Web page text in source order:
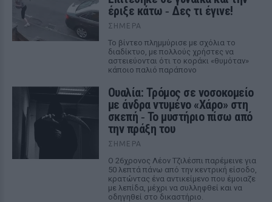
έριξε κάτω ‑ Δες τι έγινε!
ΣΉΜΕΡΑ
Το βίντεο πλημμύρισε με σχόλια το
διαδίκτυο, με πολλούς χρήστες να
αστειεύονται ότι το κοράκι «θυμόταν»
κάποιο παλιό παράπονο
Ουαλία: Τρόμος σε νοσοκομείο
με άνδρα ντυμένο «Χάρο» στη
σκεπή ‑ Το μυστήριο πίσω από
την πράξη του
ΣΉΜΕΡΑ
Ο 26χρονος Λέον Τζιλέσπι παρέμεινε για
50 λεπτά πάνω από την κεντρική είσοδο,
κρατώντας ένα αντικείμενο που έμοιαζε
με λεπίδα, μέχρι να συλληφθεί και να
οδηγηθεί στο δικαστήριο.